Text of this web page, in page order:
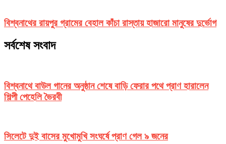
বিশ্বনাথের রায়পুর গ্রামের বেহাল কাঁচা রাস্তায় হাজারো মানুষের দুর্ভোগ
সর্বশেষ সংবাদ
বিশ্বনাথে বাউল গানের অনুষ্ঠান শেষে বাড়ি ফেরার পথে প্রাণ হারালেন
শিল্পী পেহেলি ভৈরবী
সিলেটে দুই বাসের মুখোমুখি সংঘর্ষে প্রাণ গেল ৯ জনের